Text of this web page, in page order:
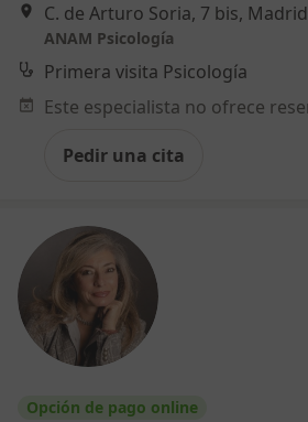
C. de Arturo Soria, 7 bis, Madrid
ANAM Psicología
Primera visita Psicología
Pedir una cita
Opción de pago online